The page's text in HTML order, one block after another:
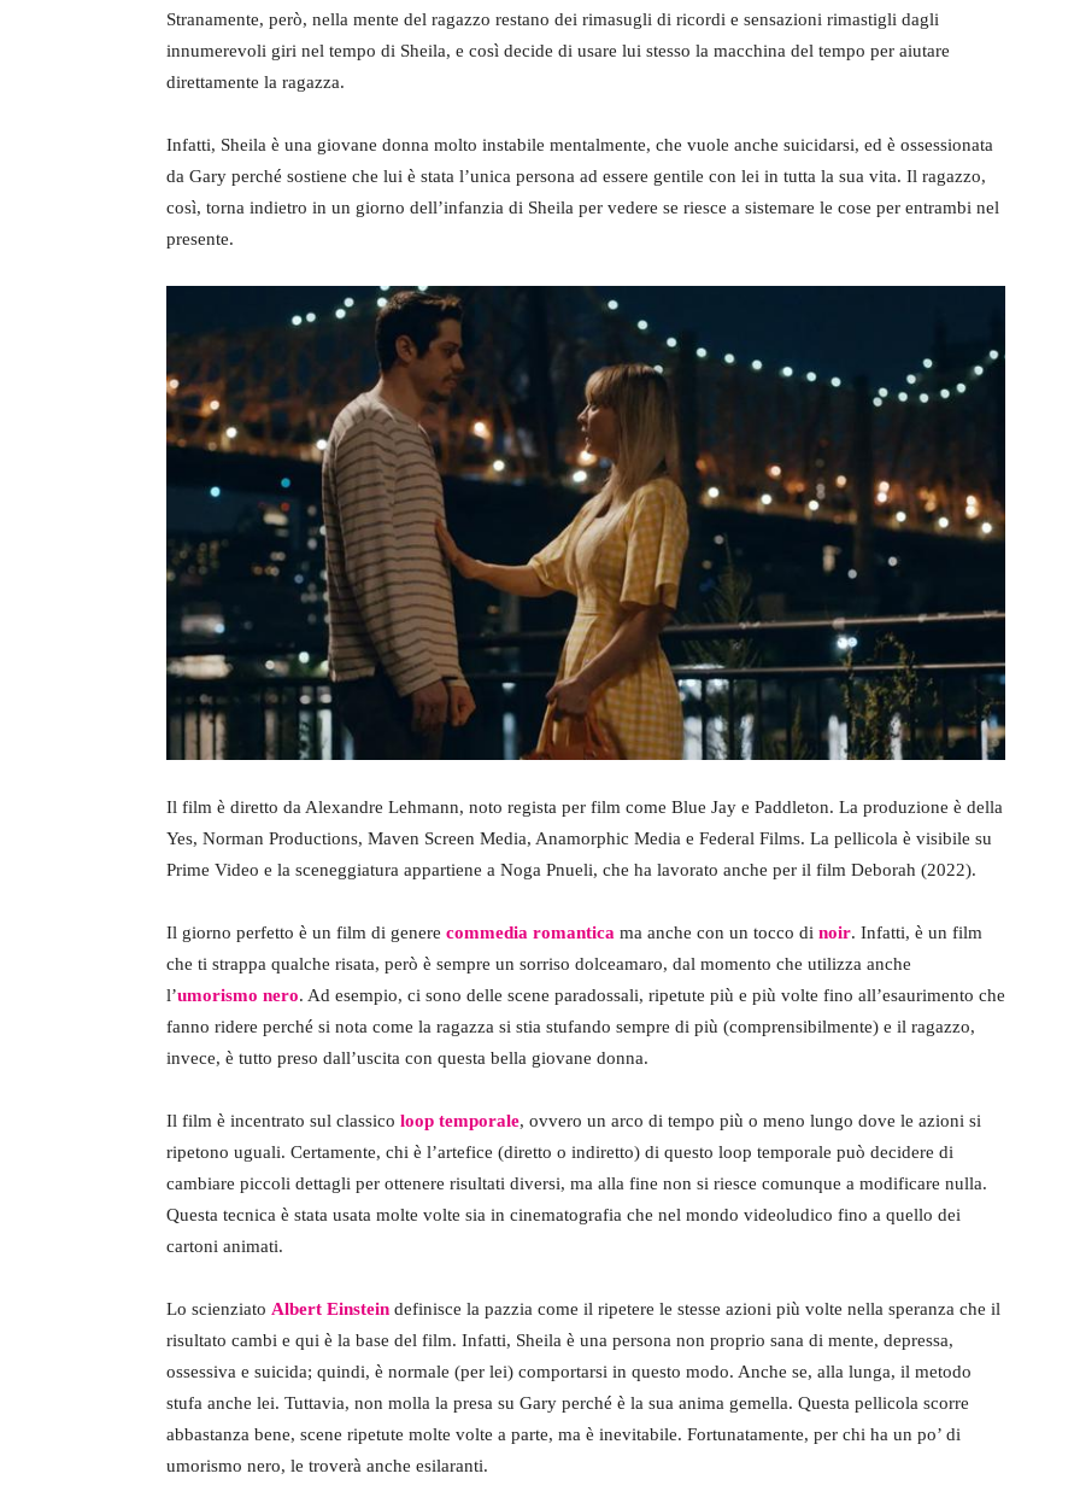
Stranamente, però, nella mente del ragazzo restano dei rimasugli di ricordi e sensazioni rimastigli dagli
innumerevoli giri nel tempo di Sheila, e così decide di usare lui stesso la macchina del tempo per aiutare
direttamente la ragazza.
Infatti, Sheila è una giovane donna molto instabile mentalmente, che vuole anche suicidarsi, ed è ossessionata
da Gary perché sostiene che lui è stata l’unica persona ad essere gentile con lei in tutta la sua vita. Il ragazzo,
così, torna indietro in un giorno dell’infanzia di Sheila per vedere se riesce a sistemare le cose per entrambi nel
presente.
Il film è diretto da Alexandre Lehmann, noto regista per film come Blue Jay e Paddleton. La produzione è della
Yes, Norman Productions, Maven Screen Media, Anamorphic Media e Federal Films. La pellicola è visibile su
Prime Video e la sceneggiatura appartiene a Noga Pnueli, che ha lavorato anche per il film Deborah (2022).
Il giorno perfetto è un film di genere commedia romantica ma anche con un tocco di noir. Infatti, è un film
che ti strappa qualche risata, però è sempre un sorriso dolceamaro, dal momento che utilizza anche
l’umorismo nero. Ad esempio, ci sono delle scene paradossali, ripetute più e più volte fino all’esaurimento che
fanno ridere perché si nota come la ragazza si stia stufando sempre di più (comprensibilmente) e il ragazzo,
invece, è tutto preso dall’uscita con questa bella giovane donna.
Il film è incentrato sul classico loop temporale, ovvero un arco di tempo più o meno lungo dove le azioni si
ripetono uguali. Certamente, chi è l’artefice (diretto o indiretto) di questo loop temporale può decidere di
cambiare piccoli dettagli per ottenere risultati diversi, ma alla fine non si riesce comunque a modificare nulla.
Questa tecnica è stata usata molte volte sia in cinematografia che nel mondo videoludico fino a quello dei
cartoni animati.
Lo scienziato Albert Einstein definisce la pazzia come il ripetere le stesse azioni più volte nella speranza che il
risultato cambi e qui è la base del film. Infatti, Sheila è una persona non proprio sana di mente, depressa,
ossessiva e suicida; quindi, è normale (per lei) comportarsi in questo modo. Anche se, alla lunga, il metodo
stufa anche lei. Tuttavia, non molla la presa su Gary perché è la sua anima gemella. Questa pellicola scorre
abbastanza bene, scene ripetute molte volte a parte, ma è inevitabile. Fortunatamente, per chi ha un po’ di
umorismo nero, le troverà anche esilaranti.